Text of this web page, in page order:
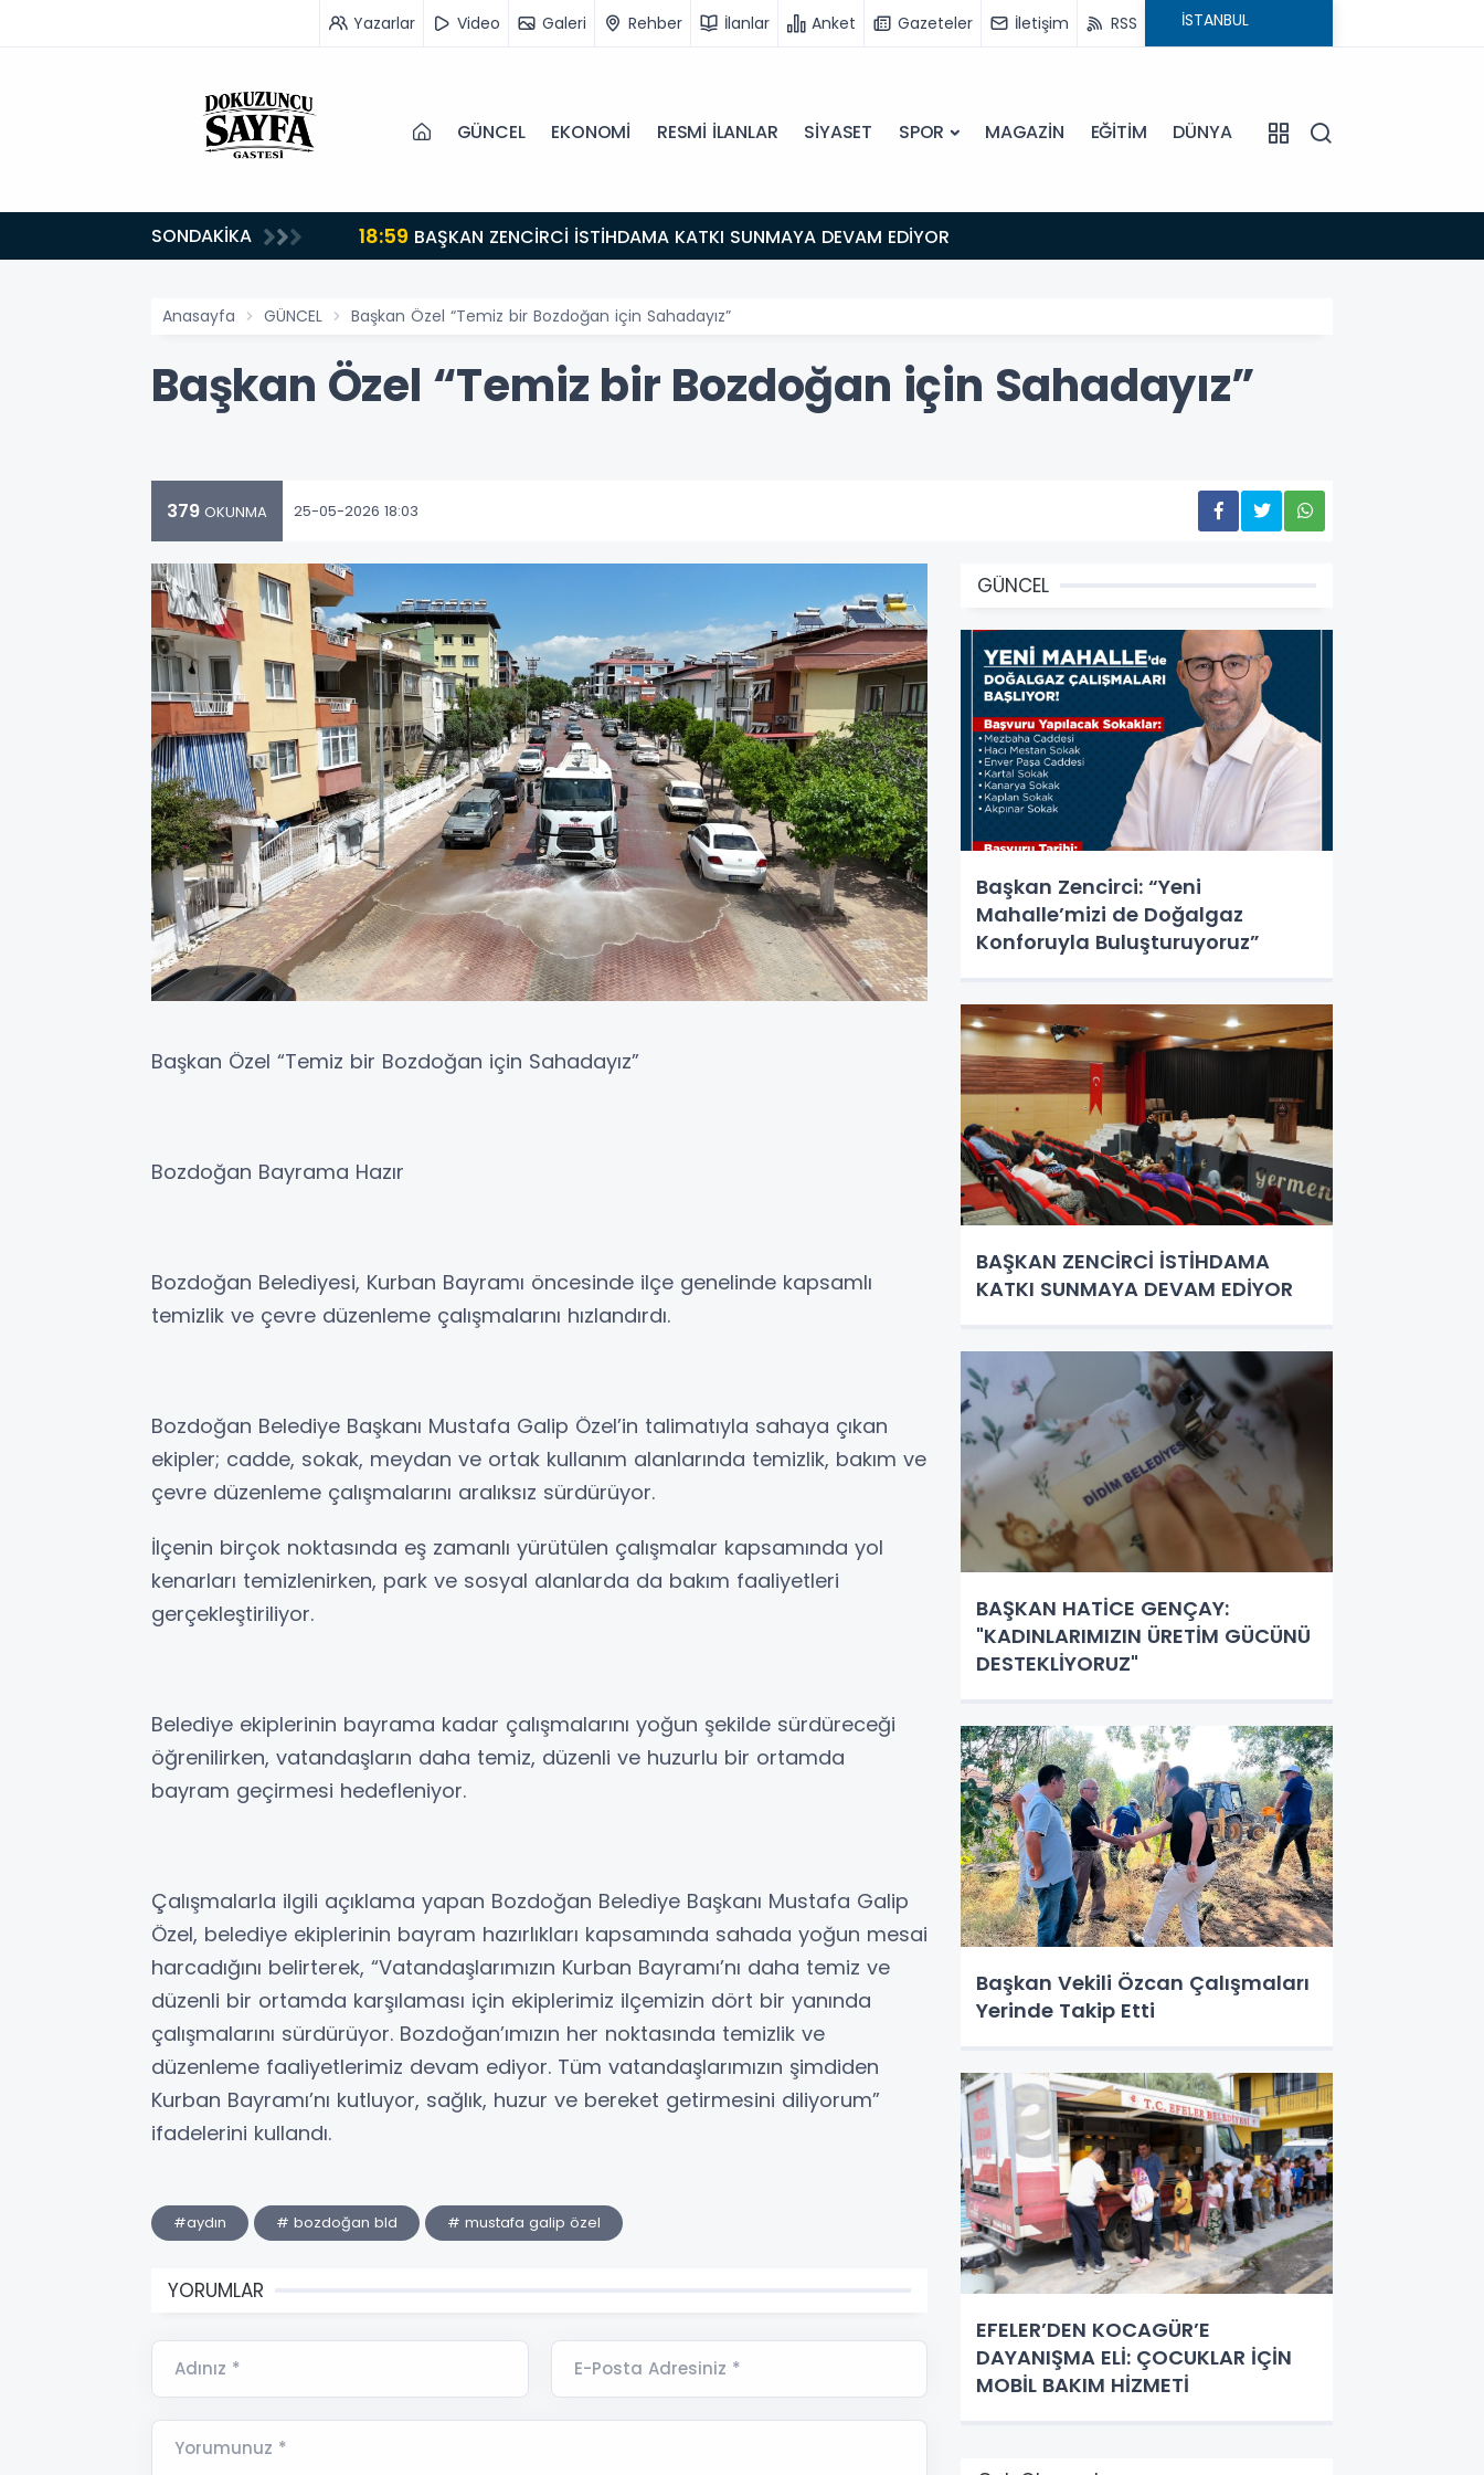
Yazarlar Video Galeri Rehber İlanlar Anket Gazeteler İletişim RSS
GÜNCEL EKONOMİ RESMİ İLANLAR SİYASET SPOR MAGAZİN EĞİTİM DÜNYA
SONDAKİKA 18:59 BAŞKAN ZENCİRCİ İSTİHDAMA KATKI SUNMAYA DEVAM EDİYOR
Anasayfa GÜNCEL Başkan Özel “Temiz bir Bozdoğan için Sahadayız”
Başkan Özel “Temiz bir Bozdoğan için Sahadayız”
379 OKUNMA 25-05-2026 18:03
Başkan Özel “Temiz bir Bozdoğan için Sahadayız”
Bozdoğan Bayrama Hazır
Bozdoğan Belediyesi, Kurban Bayramı öncesinde ilçe genelinde kapsamlı
temizlik ve çevre düzenleme çalışmalarını hızlandırdı.
Bozdoğan Belediye Başkanı Mustafa Galip Özel’in talimatıyla sahaya çıkan
ekipler; cadde, sokak, meydan ve ortak kullanım alanlarında temizlik, bakım ve
çevre düzenleme çalışmalarını aralıksız sürdürüyor.
İlçenin birçok noktasında eş zamanlı yürütülen çalışmalar kapsamında yol
kenarları temizlenirken, park ve sosyal alanlarda da bakım faaliyetleri
gerçekleştiriliyor.
Belediye ekiplerinin bayrama kadar çalışmalarını yoğun şekilde sürdüreceği
öğrenilirken, vatandaşların daha temiz, düzenli ve huzurlu bir ortamda
bayram geçirmesi hedefleniyor.
Çalışmalarla ilgili açıklama yapan Bozdoğan Belediye Başkanı Mustafa Galip
Özel, belediye ekiplerinin bayram hazırlıkları kapsamında sahada yoğun mesai
harcadığını belirterek, “Vatandaşlarımızın Kurban Bayramı’nı daha temiz ve
düzenli bir ortamda karşılaması için ekiplerimiz ilçemizin dört bir yanında
çalışmalarını sürdürüyor. Bozdoğan’ımızın her noktasında temizlik ve
düzenleme faaliyetlerimiz devam ediyor. Tüm vatandaşlarımızın şimdiden
Kurban Bayramı’nı kutluyor, sağlık, huzur ve bereket getirmesini diliyorum”
ifadelerini kullandı.
#aydın # bozdoğan bld # mustafa galip özel
YORUMLAR
Adınız * E-Posta Adresiniz *
Yorumunuz *
GÜNCEL
Başkan Zencirci: “Yeni
Mahalle’mizi de Doğalgaz
Konforuyla Buluşturuyoruz”
BAŞKAN ZENCİRCİ İSTİHDAMA
KATKI SUNMAYA DEVAM EDİYOR
BAŞKAN HATİCE GENÇAY:
"KADINLARIMIZIN ÜRETİM GÜCÜNÜ
DESTEKLİYORUZ"
Başkan Vekili Özcan Çalışmaları
Yerinde Takip Etti
EFELER’DEN KOCAGÜR’E
DAYANIŞMA ELİ: ÇOCUKLAR İÇİN
MOBİL BAKIM HİZMETİ